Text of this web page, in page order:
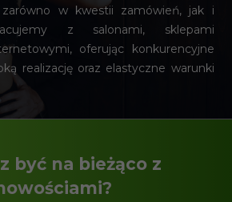
zarówno w kwestii zamówień, jak i
z salonami, sklepami
oferując konkurencyjne
realizację oraz elastyczne warunki
być na bieżąco z